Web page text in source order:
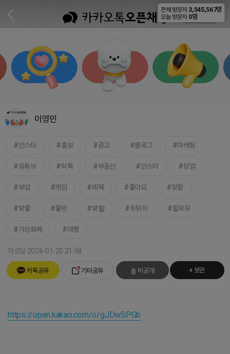
비공개
이영민
인스타 홍보 광고 블로그 마케팅
유튜브 틱톡 부동산 인스타 창업
부업 게임 페북 좋아요 맞팔
맞좋 좋반 맞핱 트위치 팔로우
가상화폐 대행
작성일 2026-01-20 21:58
카톡공유 기타공유 비공개 + 보관
https://open.kakao.com/o/gJDwSPGb
전체 방문자 3,545,567명
오늘 방문자 0명